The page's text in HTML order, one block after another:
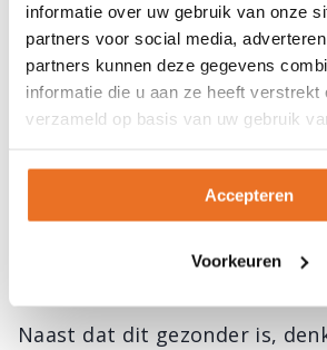
informatie over uw gebruik van onze
partners voor social media,
partners kunnen deze gegevens
informatie die u aan ze heeft verstrekt
verzameld op basis van uw gebruik
Accepteren
Voorkeuren
Veel mensen denken dat ze
door het eten van fastfood.
korte termijn een bevredigend
fastfood is ongezond. De
voor bewuster eten, waarbij
mens en milieu centraal
ook rekening gehouden met
Naast dat dit gezonder is,